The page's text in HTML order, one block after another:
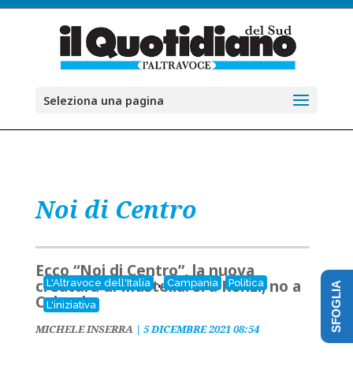
Seleziona una pagina
Noi di Centro
L'Altravoce dell'Italia , Campania
Politica
L'iniziativa
Ecco “Noi di Centro”, la nuova
creatura di Mastella: sì a Renzi, no a
Calenda
MICHELE INSERRA| 5 DICEMBRE 2021 08:54 SFOGLIA